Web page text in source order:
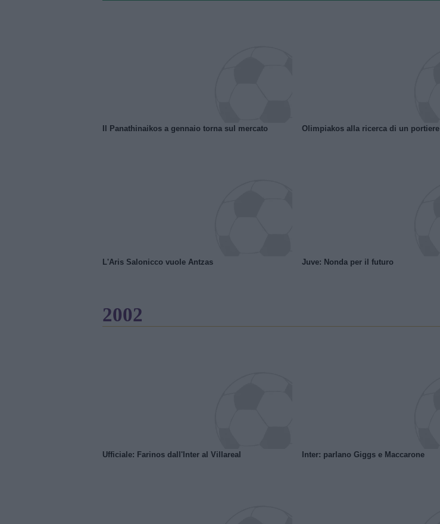
Il Panathinaikos a gennaio torna sul mercato Olimpiakos alla ricerca di un portiere
L'Aris Salonicco vuole Antzas Juve: Nonda per il futuro
2002
Ufficiale: Farinos dall'Inter al Villareal Inter: parlano Giggs e Maccarone